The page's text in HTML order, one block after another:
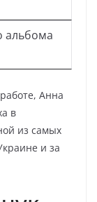
альбома
Анна
в
из самых
и за